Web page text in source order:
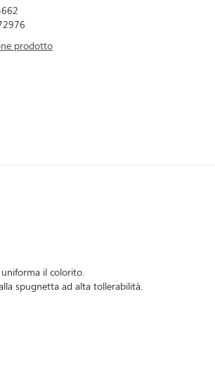
prodotto
il colorito.
spugnetta ad alta tollerabilità.